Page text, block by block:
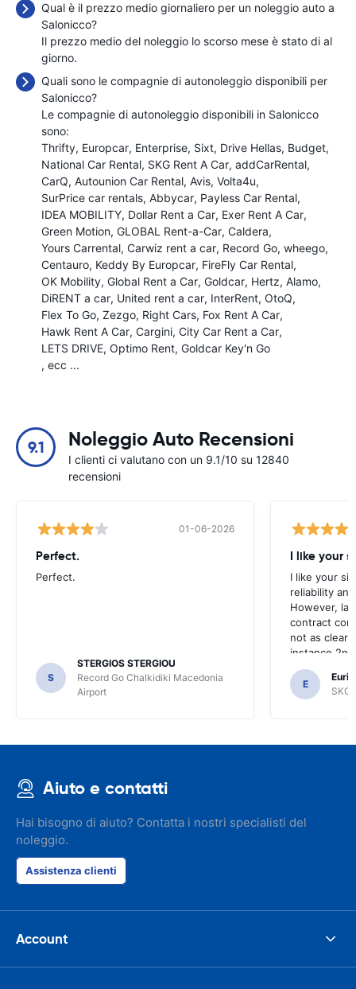
Qual è il prezzo medio giornaliero per un noleggio auto a
Salonicco?
Il prezzo medio del noleggio lo scorso mese è stato di al
giorno.
Quali sono le compagnie di autonoleggio disponibili per
Salonicco?
Le compagnie di autonoleggio disponibili in Salonicco
sono:
Thrifty Europcar Enterprise Sixt Drive Hellas Budget
National Car Rental SKG Rent A Car addCarRental
CarQ Autounion Car Rental Avis Volta4u
SurPrice car rentals Abbycar Payless Car Rental
IDEA MOBILITY Dollar Rent a Car Exer Rent A Car
Green Motion GLOBAL Rent-a-Car Caldera
Yours Carrental Carwiz rent a car Record Go wheego
Centauro Keddy By Europcar FireFly Car Rental
OK Mobility Global Rent a Car Goldcar Hertz Alamo
DiRENT a car United rent a car InterRent OtoQ
Flex To Go Zezgo Right Cars Fox Rent A Car
Hawk Rent A Car Cargini City Car Rent a Car
LETS DRIVE Optimo Rent Goldcar Key'n Go
, ecc ...
9.1 Noleggio Auto Recensioni
I clienti ci valutano con un 9.1/10 su 12840
recensioni
01-06-2026
Perfect.
Perfect.
S
STERGIOS STERGIOU
Record Go Chalkidiki Macedonia
Airport
I like your
I like your
reliability
However,
contract
not as clear
instance
the most
your site.
E
SKG
Aiuto e contatti
Hai bisogno di aiuto? Contatta i nostri specialisti del
noleggio.
Assistenza clienti
Account